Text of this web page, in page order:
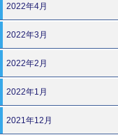
2022年4月
2022年3月
2022年2月
2022年1月
2021年12月